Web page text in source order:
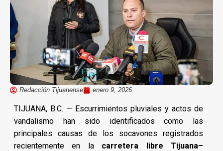
Redacción Tijuanense enero 9, 2026
TIJUANA, B.C. — Escurrimientos pluviales y actos de
vandalismo han sido identificados como las
principales causas de los socavones registrados
recientemente en la carretera libre Tijuana–